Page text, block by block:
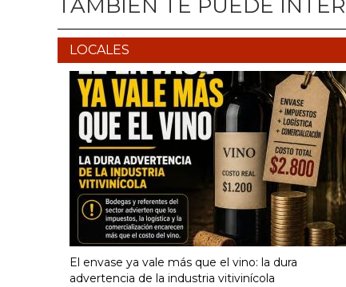
TAMBIÉN TE PUEDE
LOCALES
El envase ya vale más que el vino: la dura
advertencia de la industria vitivinícola